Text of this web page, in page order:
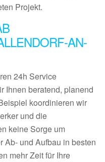
Projekt.
AN-
24h Service
Ihnen beratend, planend
koordinieren wir
und die
keine Sorge um
Ab- und Aufbau in besten
mehr Zeit für Ihre